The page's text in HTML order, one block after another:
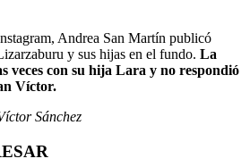
Andrea San Martín publicó
y sus hijas en el fundo. La
veces con su hija Lara y no respondió
Víctor.
Sánchez